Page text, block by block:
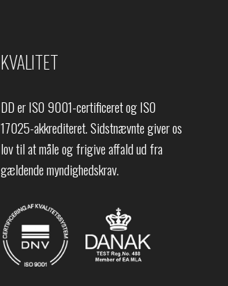
KVALITET
DD er ISO 9001-certificeret og ISO
17025-akkrediteret. Sidstnævnte giver os
lov til at måle og frigive affald ud fra
gældende myndighedskrav.